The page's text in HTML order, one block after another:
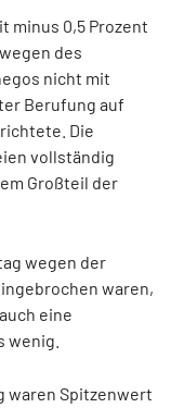
minus 0,5 Prozent
des
nicht mit
Berufung auf
Die
vollständig
Großteil der
wegen der
waren,
eine
wenig.
waren Spitzenwert